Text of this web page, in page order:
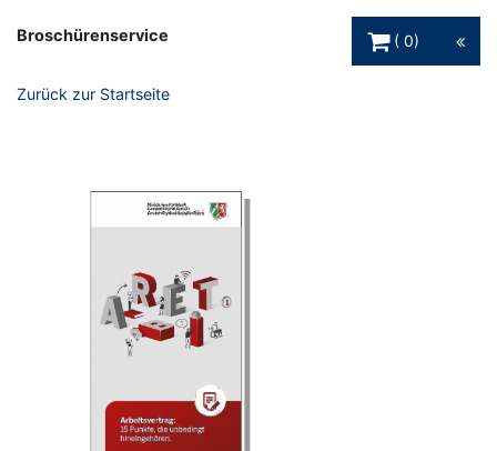
Broschürenservice
0
Zurück zur Startseite